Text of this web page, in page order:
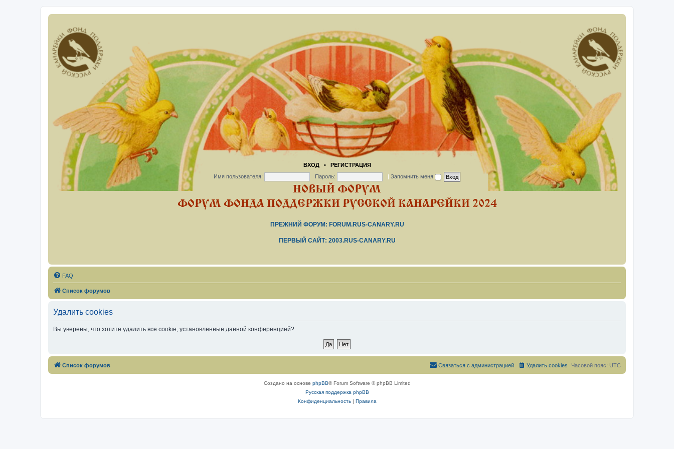
ВХОД• РЕГИСТРАЦИЯ
Имя пользователя:
Пароль: | Запомнить меня
НОВЫЙ ФОРУМ
ФОРУМ ФОНДА ПОДДЕРЖКИ РУССКОЙ КАНАРЕЙКИ 2024
ПРЕЖНИЙ ФОРУМ: FORUM.RUS-CANARY.RU
ПЕРВЫЙ САЙТ: 2003.RUS-CANARY.RU
FAQ
Список форумов
Удалить cookies
Вы уверены, что хотите удалить все cookie, установленные данной конференцией?
Список форумов Часовой пояс: UTC
Удалить cookies
Связаться с администрацией
Создано на основе phpBB® Forum Software © phpBB Limited
Русская поддержка phpBB
Конфиденциальность| Правила